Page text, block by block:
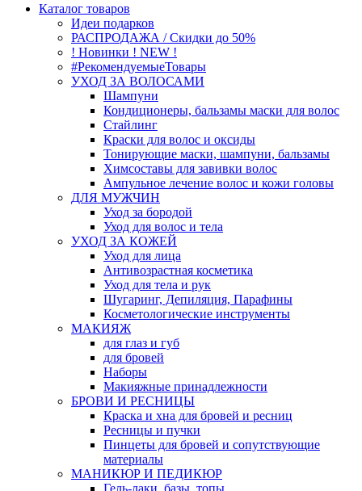
Каталог товаров
Идеи подарков
РАСПРОДАЖА / Скидки до 50%
! Новинки ! NEW !
#РекомендуемыеТовары
УХОД ЗА ВОЛОСАМИ
Шампуни
Кондиционеры, бальзамы маски для волос
Стайлинг
Краски для волос и оксиды
Тонирующие маски, шампуни, бальзамы
Химсоставы для завивки волос
Ампульное лечение волос и кожи головы
ДЛЯ МУЖЧИН
Уход за бородой
Уход для волос и тела
УХОД ЗА КОЖЕЙ
Уход для лица
Антивозрастная косметика
Уход для тела и рук
Шугаринг, Депиляция, Парафины
Косметологические инструменты
МАКИЯЖ
для глаз и губ
для бровей
Наборы
Макияжные принадлежности
БРОВИ И РЕСНИЦЫ
Краска и хна для бровей и ресниц
Ресницы и пучки
Пинцеты для бровей и сопутствующие
материалы
МАНИКЮР И ПЕДИКЮР
Гель-лаки, базы, топы